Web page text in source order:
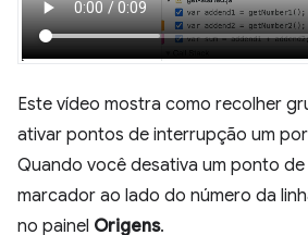
Este vídeo mostra como recolher
ativar pontos de interrupção um
Quando você desativa um ponto
marcador ao lado do número da
no painel Origens.